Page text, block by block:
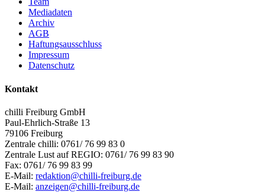
Mediadaten
Archiv
AGB
Haftungsausschluss
Impressum
Datenschutz
Kontakt
chilli Freiburg GmbH
Paul-Ehrlich-Straße 13
79106 Freiburg
Zentrale chilli: 0761/ 76 99 83 0
Zentrale Lust auf REGIO: 0761/ 76 99 83 90
Fax: 0761/ 76 99 83 99
E-Mail: redaktion@chilli-freiburg.de
E-Mail: anzeigen@chilli-freiburg.de